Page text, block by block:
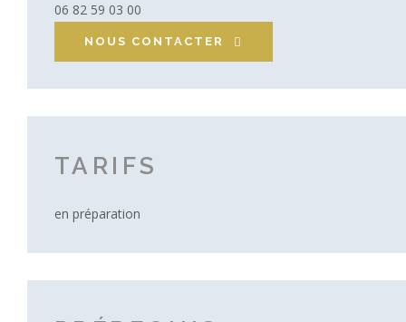
06 82 59 03 00
NOUS CONTACTER
TARIFS
en préparation